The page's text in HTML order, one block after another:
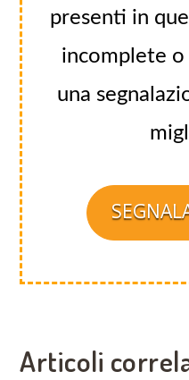
presenti in
incomplete o
una
Articoli